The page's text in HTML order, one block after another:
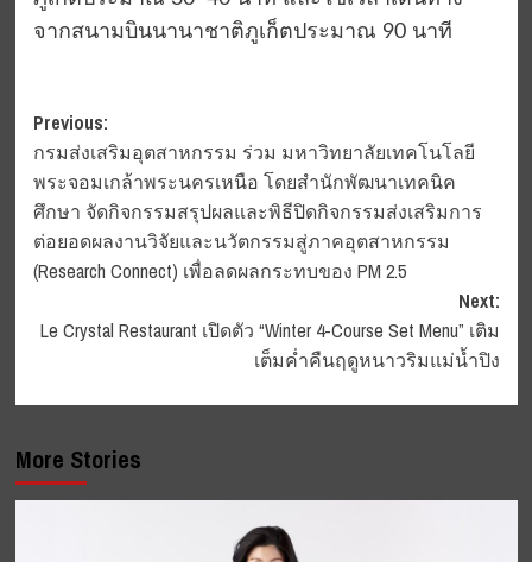
จากสนามบินนานาชาติภูเก็ตประมาณ 90 นาที
Post
navigation
Previous:
กรมส่งเสริมอุตสาหกรรม ร่วม มหาวิทยาลัยเทคโนโลยี
พระจอมเกล้าพระนครเหนือ โดยสำนักพัฒนาเทคนิค
ศึกษา จัดกิจกรรมสรุปผลและพิธีปิดกิจกรรมส่งเสริมการ
ต่อยอดผลงานวิจัยและนวัตกรรมสู่ภาคอุตสาหกรรม
(Research Connect) เพื่อลดผลกระทบของ PM 2.5
Next:
Le Crystal Restaurant เปิดตัว “Winter 4-Course Set Menu” เติม
เต็มค่ำคืนฤดูหนาวริมแม่น้ำปิง
More Stories